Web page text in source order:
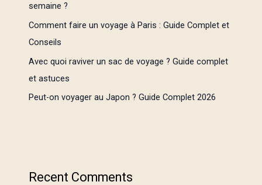
semaine ?
Comment faire un voyage à Paris : Guide Complet et
Conseils
Avec quoi raviver un sac de voyage ? Guide complet
et astuces
Peut-on voyager au Japon ? Guide Complet 2026
Recent Comments